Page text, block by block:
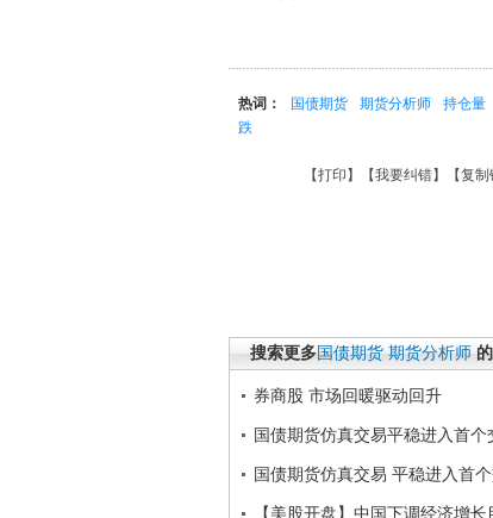
热词： 国债期货 期货分析师 持仓量
跌
【打印 】【我要纠错】【复制
搜索更多国债期货 期货分析师
券商股 市场回暖驱动回升
国债期货仿真交易平稳进入首个
国债期货仿真交易 平稳进入首
【美股开盘】中国下调经济增